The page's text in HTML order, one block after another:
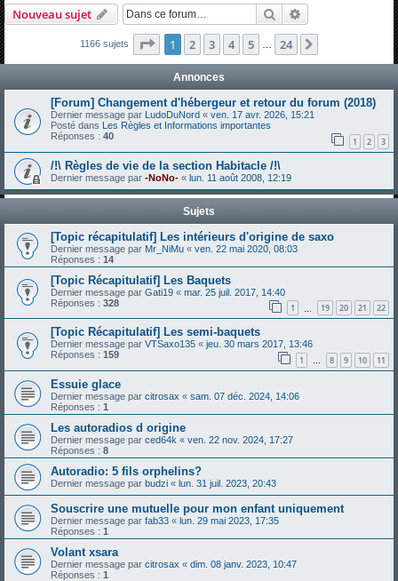
r
Nouveau sujet RechercherRecherche
1166 sujets Page 1sur24
1 2 3 4 5 24
Annonces
[Forum] Changement d'hébergeur et retour du forum (2018)
Dernier message par LudoDuNord « ven. 17 avr. 2026, 15:21
Posté dans Les Règles et Informations importantes
Réponses : 40 1 2 3
/!\ Règles de vie de la section Habitacle /!\
Dernier message par -NoNo- « lun. 11 août 2008, 12:19
Sujets
[Topic récapitulatif] Les intérieurs d'origine de saxo
Dernier message par Mr_NiMu « ven. 22 mai 2020, 08:03
Réponses : 14
[Topic Récapitulatif] Les Baquets
Dernier message par Gati19 « mar. 25 juil. 2017, 14:40
Réponses : 328 1 19 20 21 22
[Topic Récapitulatif] Les semi-baquets
Dernier message par VTSaxo135 « jeu. 30 mars 2017, 13:46
Réponses : 159 1 … 8 9 10 11
Essuie glace
Dernier message par citrosax « sam. 07 déc. 2024, 14:06
Réponses : 1
Les autoradios d origine
Dernier message par ced64k « ven. 22 nov. 2024, 17:27
Réponses : 8
Autoradio: 5 fils orphelins?
Dernier message par budzi « lun. 31 juil. 2023, 20:43
Souscrire une mutuelle pour mon enfant uniquement
Dernier message par fab33 « lun. 29 mai 2023, 17:35
Réponses : 1
Volant xsara
Dernier message par citrosax « dim. 08 janv. 2023, 10:47
Réponses : 1